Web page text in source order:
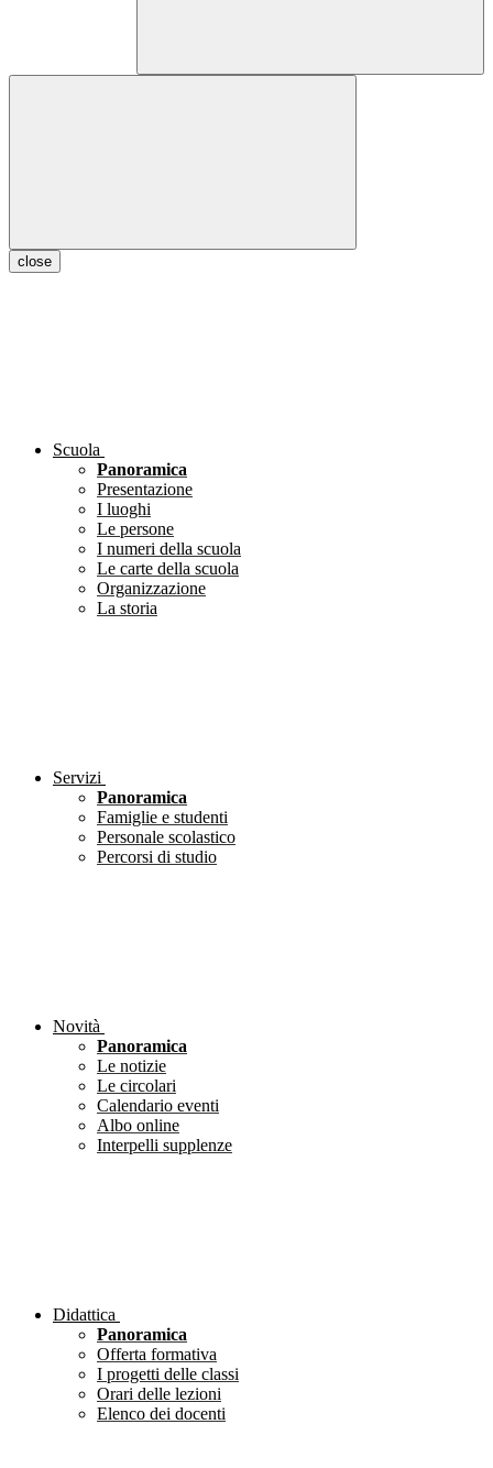
close
Scuola
Panoramica
Presentazione
I luoghi
Le persone
I numeri della scuola
Le carte della scuola
Organizzazione
La storia
Servizi
Panoramica
Famiglie e studenti
Personale scolastico
Percorsi di studio
Novità
Panoramica
Le notizie
Le circolari
Calendario eventi
Albo online
Interpelli supplenze
Didattica
Panoramica
Offerta formativa
I progetti delle classi
Orari delle lezioni
Elenco dei docenti